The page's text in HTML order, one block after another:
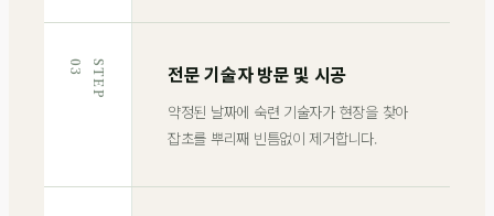
S
T
E
P
0
3 전문 기술자 방문 및 시공
약정된 날짜에 숙련 기술자가 현장을 찾아
잡초를 뿌리째 빈틈없이 제거합니다.